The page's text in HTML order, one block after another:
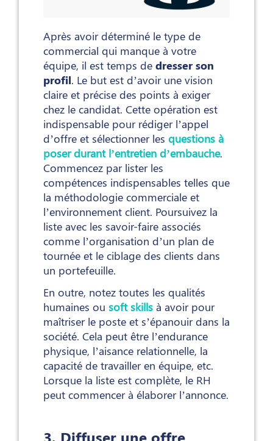
Après avoir déterminé le type de
commercial qui manque à votre
équipe, il est temps de dresser son
profil. Le but est d’avoir une vision
claire et précise des points à exiger
chez le candidat. Cette opération est
indispensable pour rédiger l’appel
d’offre et sélectionner les questions à
poser durant l’entretien d’embauche.
Commencez par lister les
compétences indispensables telles que
la méthodologie commerciale et
l’environnement client. Poursuivez la
liste avec les savoir-faire associés
comme l’organisation d’un plan de
tournée et le ciblage des clients dans
un portefeuille.
En outre, notez toutes les qualités
humaines ou soft skills à avoir pour
maîtriser le poste et s’épanouir dans la
société. Cela peut être l’endurance
physique, l’aisance relationnelle, la
capacité de travailler en équipe, etc.
Lorsque la liste est complète, le RH
peut commencer à élaborer l’annonce.
3. Diffuser une offre